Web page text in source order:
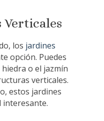
Verticales
los jardines
opción. Puedes
o el jazmín
verticales.
estos jardines
interesante.